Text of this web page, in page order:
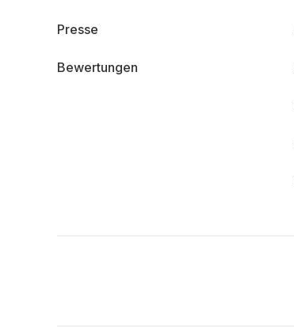
Presse
Bewertungen